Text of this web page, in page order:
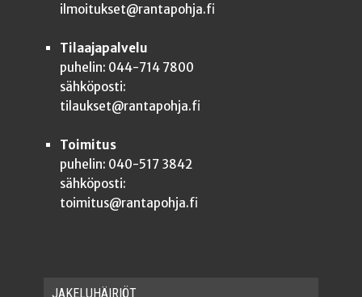
ilmoitukset@rantapohja.fi
Tilaajapalvelu
puhelin: 044-714 7800
sähköposti:
tilaukset@rantapohja.fi
Toimitus
puhelin: 040-517 3842
sähköposti:
toimitus@rantapohja.fi
JAKE­LU­HÄI­RIÖT